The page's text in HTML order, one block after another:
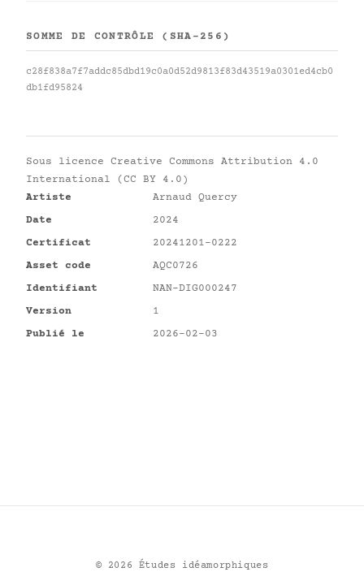
SOMME DE CONTRÔLE (SHA-256)
c28f838a7f7addc85dbd19c0a0d52d9813f83d43519a0301ed4cb0
db1fd95824
Sous licence Creative Commons Attribution 4.0
International (CC BY 4.0)
Artiste
Arnaud Quercy
Date
2024
Certificat
20241201-0222
Asset code
AQC0726
Identifiant
NAN-DIG000247
Version
1
Publié le
2026-02-03
© 2026 Études idéamorphiques